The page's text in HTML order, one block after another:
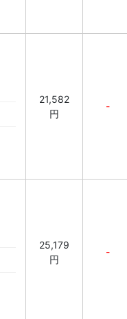
21,582
円
-
25,179
円
-